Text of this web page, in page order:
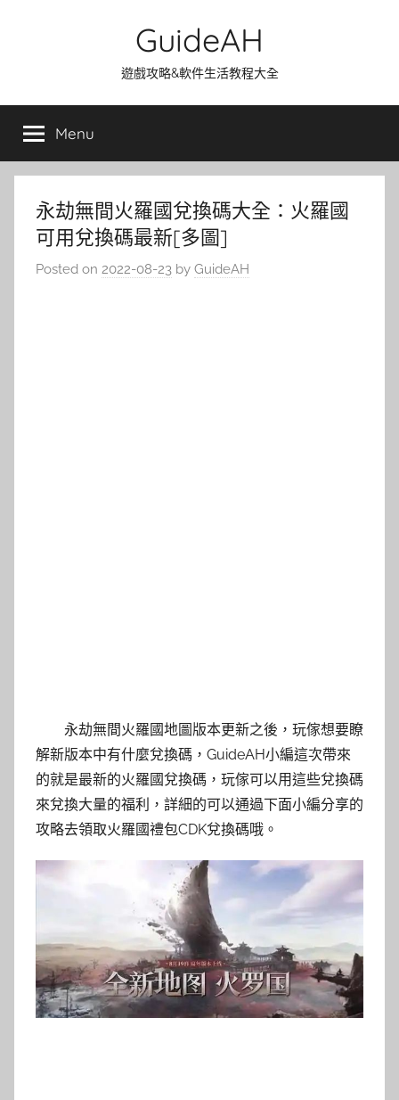
GuideAH
遊戲攻略&軟件生活教程大全
Menu
永劫無間火羅國兌換碼大全：火羅國
可用兌換碼最新[多圖]
Posted on 2022-08-23 by GuideAH
永劫無間火羅國地圖版本更新之後，玩傢想要瞭
解新版本中有什麼兌換碼，GuideAH小編這次帶來
的就是最新的火羅國兌換碼，玩傢可以用這些兌換碼
來兌換大量的福利，詳細的可以通過下面小編分享的
攻略去領取火羅國禮包CDK兌換碼哦。